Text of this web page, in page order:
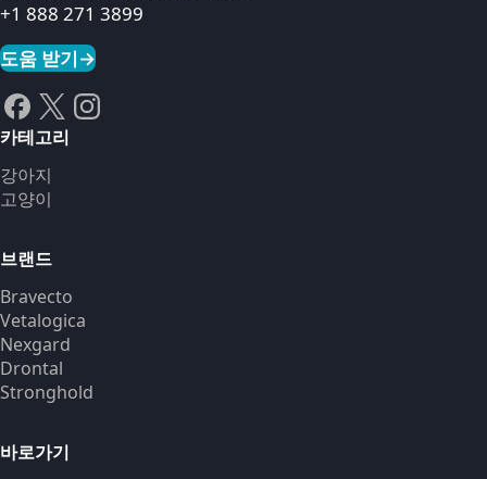
+1 888 271 3899
도움 받기→
카테고리
강아지
고양이
브랜드
Bravecto
Vetalogica
Nexgard
Drontal
Stronghold
바로가기